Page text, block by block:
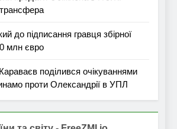
до підписання гравця збірної
млн євро
поділився очікуваннями
проти Олександрії в УПЛ